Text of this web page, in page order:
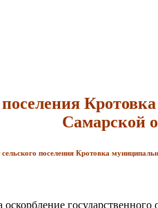
Кротовка
Самарской
поселения Кротовка
государственного